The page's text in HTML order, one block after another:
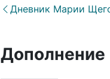
Дневник Марии
Дополнение